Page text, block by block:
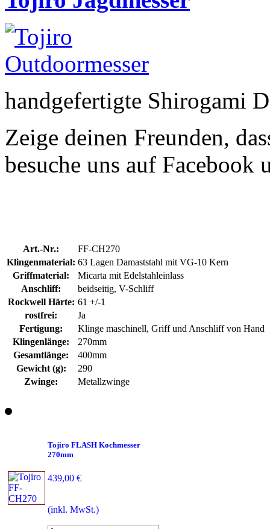
handgefertigte Shirogami
Zeige deinen Freunden,
besuche uns auf Facebook
Art.-Nr.:
FF-CH270
Klingenmaterial: 63 Lagen Damaststahl mit VG-10 Kern
Griffmaterial:
Micarta mit Edelstahleinlass
Anschliff:
beidseitig, V-Schliff
Rockwell Härte: 61 +/-1
rostfrei:
Ja
Fertigung:
Klinge maschinell, Griff und Anschliff von Hand
Klingenlänge:
270mm
Gesamtlänge:
400mm
Gewicht (g):
290
Zwinge:
Metallzwinge
Tojiro FLASH Kochmesser
270mm
439,00 €
(inkl. MwSt.)